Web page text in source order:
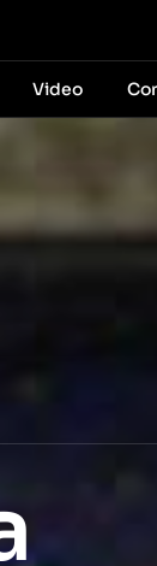
Video